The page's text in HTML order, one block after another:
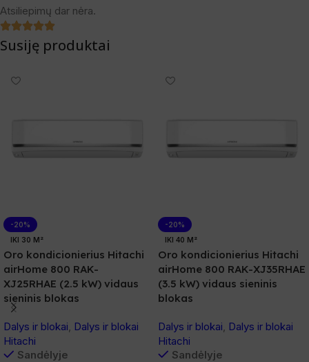
Atsiliepimų dar nėra.
Susiję produktai
-20%
IKI 30 M²
Oro kondicionierius Hitachi
airHome 800 RAK-
XJ25RHAE (2.5 kW) vidaus
sieninis blokas
Dalys ir blokai, Dalys ir blokai
Hitachi
Sandėlyje
-20%
IKI 40 M²
Oro kondicionierius Hitachi
airHome 800 RAK-XJ35RHAE
(3.5 kW) vidaus sieninis
blokas
Dalys ir blokai, Dalys ir blokai
Hitachi
Sandėlyje